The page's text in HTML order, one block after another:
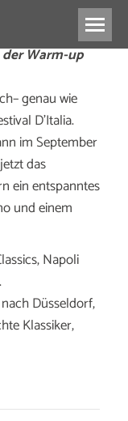
Warm-up
genau wie
D’Italia.
im September
das
ein entspanntes
und einem
Napoli
Düsseldorf,
Klassiker,